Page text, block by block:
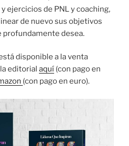
ejercicios de PNL y coaching,
de nuevo sus objetivos
profundamente desea.
disponible a la venta
editorial aquí (con pago en
(con pago en euro).